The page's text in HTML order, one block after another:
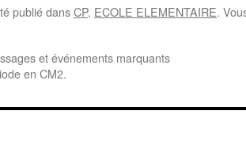
publié dansCP, ECOLE ELEMENTAIRE.
et événements marquants
en CM2.